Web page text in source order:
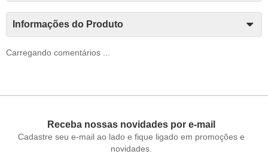
Informações do Produto
Carregando comentários ...
Receba nossas novidades por e-mail
Cadastre seu e-mail ao lado e fique ligado em promoções e
novidades.